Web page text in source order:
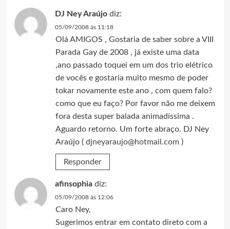
DJ Ney Araújo diz:
05/09/2008 às 11:18
Olá AMIGOS , Gostaria de saber sobre a VIII
Parada Gay de 2008 , já existe uma data
,ano passado toquei em um dos trio elétrico
de vocês e gostaria muito mesmo de poder
tokar novamente este ano , com quem falo?
como que eu faço? Por favor não me deixem
fora desta super balada animadíssima .
Aguardo retorno. Um forte abraço. DJ Ney
Araújo ( djneyaraujo@hotmail.com)
Responder
afinsophia diz:
05/09/2008 às 12:06
Caro Ney,
Sugerimos entrar em contato direto com a